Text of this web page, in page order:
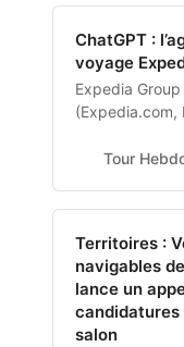
durable.
ChatGPT :
voyage
Expedia Group
(Expedia.com,
plugin
utilisateurs de
Tour
Territoires :
navigables
lance un
candidatures
salon